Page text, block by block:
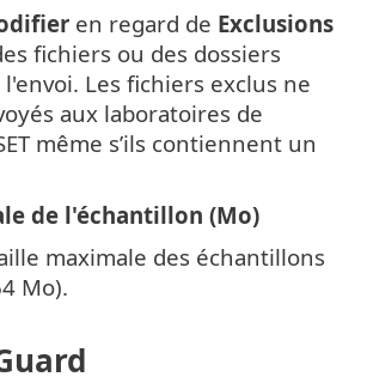
en regard de Exclusions
fichiers ou des dossiers
Les fichiers exclus ne
aux laboratoires de
même s’ils contiennent un
de l'échantillon (Mo)
maximale des échantillons
Mo).